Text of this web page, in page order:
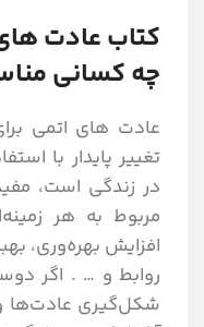
کتاب عادت
چه کسانی
عادت های اتمی
تغییر پایدار با
در زندگی است،
مربوط به هر
افزایش بهره‌وری،
روابط و … . اگر
شکل‌گیری عادت‌ها و